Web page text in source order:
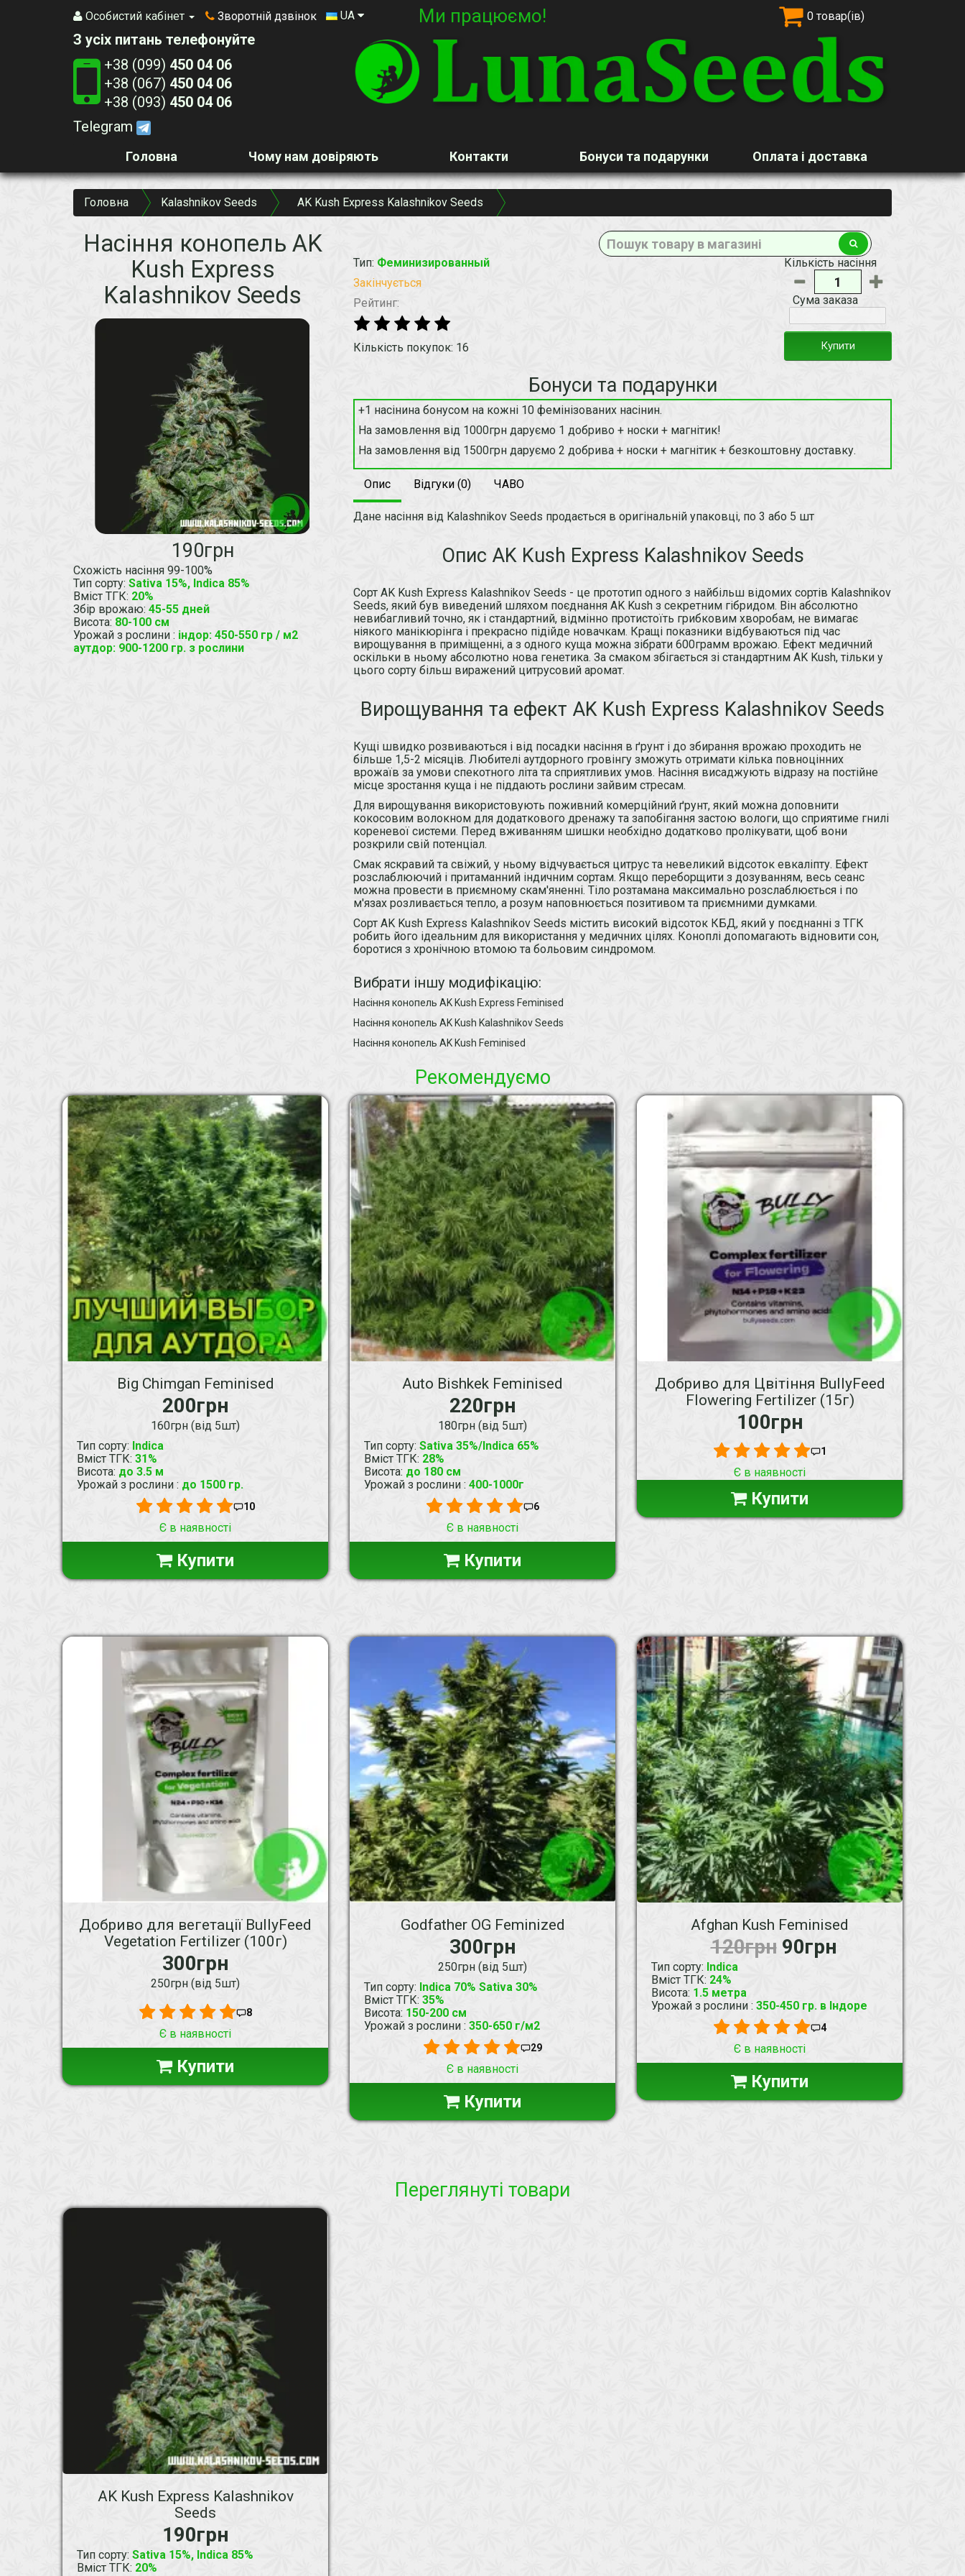
Особистий кабінет Зворотній дзвінок 0 товар(ів)
UA Ми працюємо!
З усіх питань телефонуйте
+38 (099) 450 04 06
+38 (067) 450 04 06
+38 (093) 450 04 06
Telegram
Головна Чому нам довіряють Контакти Бонуси та подарунки Оплата і доставка
Головна Kalashnikov Seeds AK Kush Express Kalashnikov Seeds
Насіння конопель AK
Kush Express
Kalashnikov Seeds
190грн
Схожість насіння 99-100%
Тип сорту: Sativa 15%, Indica 85%
Вміст ТГК: 20%
Збір врожаю: 45-55 дней
Висота: 80-100 см
Урожай з рослини : індор: 450-550 гр / м2
аутдор: 900-1200 гр. з рослини
Тип: Феминизированный
Закінчується
Рейтинг:
Кількість покупок: 16
Кількість насіння
Сума заказа
Купити
Бонуси та подарунки
+1 насінина бонусом на кожні 10 фемінізованих насінин.
На замовлення від 1000грн даруємо 1 добриво + носки + магнітик!
На замовлення від 1500грн даруємо 2 добрива + носки + магнітик + безкоштовну доставку.
Опис Відгуки (0) ЧАВО
Дане насіння від Kalashnikov Seeds продається в оригінальній упаковці, по 3 або 5 шт
Опис AK Kush Express Kalashnikov Seeds
Сорт AK Kush Express Kalashnikov Seeds - це прототип одного з найбільш відомих сортів Kalashnikov
Seeds, який був виведений шляхом поєднання AK Kush з секретним гібридом. Він абсолютно
невибагливий точно, як і стандартний, відмінно протистоїть грибковим хворобам, не вимагає
ніякого манікюрінга і прекрасно підійде новачкам. Кращі показники відбуваються під час
вирощування в приміщенні, а з одного куща можна зібрати 600грамм врожаю. Ефект медичний
оскільки в ньому абсолютно нова генетика. За смаком збігається зі стандартним AK Kush, тільки у
цього сорту більш виражений цитрусовий аромат.
Вирощування та ефект AK Kush Express Kalashnikov Seeds
Кущі швидко розвиваються і від посадки насіння в ґрунт і до збирання врожаю проходить не
більше 1,5-2 місяців. Любителі аутдорного гровінгу зможуть отримати кілька повноцінних
врожаїв за умови спекотного літа та сприятливих умов. Насіння висаджують відразу на постійне
місце зростання куща і не піддають рослини зайвим стресам.
Для вирощування використовують поживний комерційний ґрунт, який можна доповнити
кокосовим волокном для додаткового дренажу та запобігання застою вологи, що сприятиме гнилі
кореневої системи. Перед вживанням шишки необхідно додатково пролікувати, щоб вони
розкрили свій потенціал.
Смак яскравий та свіжий, у ньому відчувається цитрус та невеликий відсоток евкаліпту. Ефект
розслаблюючий і притаманний індичним сортам. Якщо переборщити з дозуванням, весь сеанс
можна провести в приємному скам'яненні. Тіло розтамана максимально розслаблюється і по
м'язах розливається тепло, а розум наповнюється позитивом та приємними думками.
Сорт AK Kush Express Kalashnikov Seeds містить високий відсоток КБД, який у поєднанні з ТГК
робить його ідеальним для використання у медичних цілях. Коноплі допомагають відновити сон,
боротися з хронічною втомою та больовим синдромом.
Вибрати іншу модифікацію:
Насіння конопель AK Kush Express Feminised
Насіння конопель AK Kush Kalashnikov Seeds
Насіння конопель AK Kush Feminised
Рекомендуємо
Big Chimgan Feminised
200грн
160грн (від 5шт)
Тип сорту: Indica
Вміст ТГК: 31%
Висота: до 3.5 м
Урожай з рослини : до 1500 гр.
10
Є в наявності
Купити
Auto Bishkek Feminised
220грн
180грн (від 5шт)
Тип сорту: Sativa 35%/Indica 65%
Вміст ТГК: 28%
Висота: до 180 см
Урожай з рослини : 400-1000г
6
Є в наявності
Купити
Добриво для Цвітіння BullyFeed
Flowering Fertilizer (15г)
100грн
1
Є в наявності
Купити
Добриво для вегетації BullyFeed
Vegetation Fertilizer (100г)
300грн
250грн (від 5шт)
8
Є в наявності
Купити
Godfather OG Feminized
300грн
250грн (від 5шт)
Тип сорту: Indica 70% Sativa 30%
Вміст ТГК: 35%
Висота: 150-200 см
Урожай з рослини : 350-650 г/м2
29
Є в наявності
Купити
Afghan Kush Feminised
120грн 90грн
Тип сорту: Indica
Вміст ТГК: 24%
Висота: 1.5 метра
Урожай з рослини : 350-450 гр. в Індоре
4
Є в наявності
Купити
Переглянуті товари
AK Kush Express Kalashnikov
Seeds
190грн
Тип сорту: Sativa 15%, Indica 85%
Вміст ТГК: 20%